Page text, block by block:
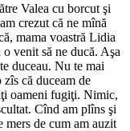
Valea cu borcut şi
crezut că ne mînă
mama voastră Lidia
venit să ne ducă. Aşa
duceau. Nu te mai
că duceam de
oameni fugiţi. Nimic,
Cînd am plîns şi
mers de cum am auzit